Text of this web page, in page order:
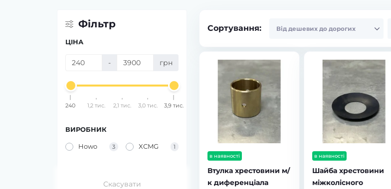
Фільтр
ЦІНА
- грн
240 1,2 тис. 2,1 тис. 3,0 тис. 3,9 тис.
ВИРОБНИК
Howo 3 XCMG 1
Скасувати
Сортування:
в наявності
Втулка хрестовини м/
к диференціала
в наявності
Шайба хрестовини
міжколісного